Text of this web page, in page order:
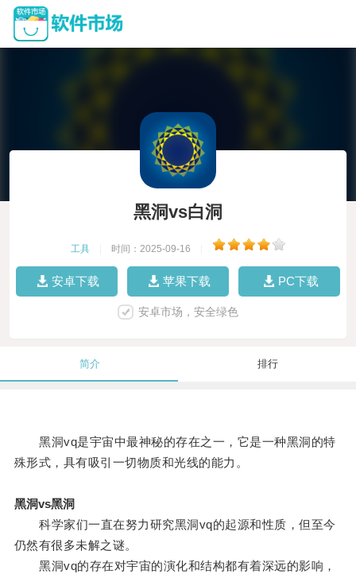
黑洞vs白洞
工具 时间：2025-09-16
安卓下载 苹果下载 PC下载
安卓市场，安全绿色
简介 排行
黑洞vq是宇宙中最神秘的存在之一，它是一种黑洞的特
殊形式，具有吸引一切物质和光线的能力。
黑洞vs黑洞
科学家们一直在努力研究黑洞vq的起源和性质，但至今
仍然有很多未解之谜。
黑洞vq的存在对宇宙的演化和结构都有着深远的影响，